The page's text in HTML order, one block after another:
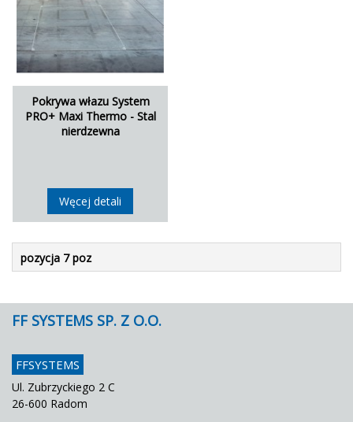
Pokrywa włazu System
PRO+ Maxi Thermo - Stal
nierdzewna
Węcej detali
pozycja 7 poz
FF SYSTEMS SP. Z O.O.
FFSYSTEMS
Ul. Zubrzyckiego 2 C
26-600 Radom